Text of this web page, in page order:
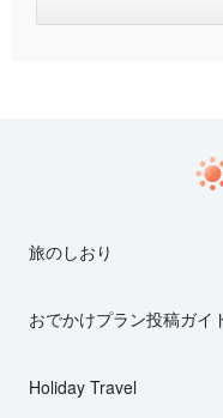
旅のしおり
おでかけプラン投稿ガイ
Holiday Travel